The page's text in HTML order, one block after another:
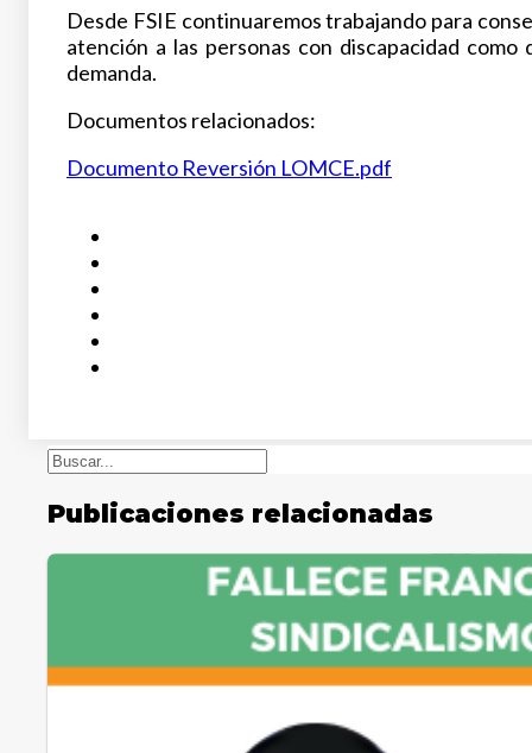
Desde FSIE continuaremos trabajando para
atención a las personas con discapacidad
demanda.
Documentos relacionados:
Documento Reversión LOMCE.pdf
Buscar
Publicaciones relacionadas